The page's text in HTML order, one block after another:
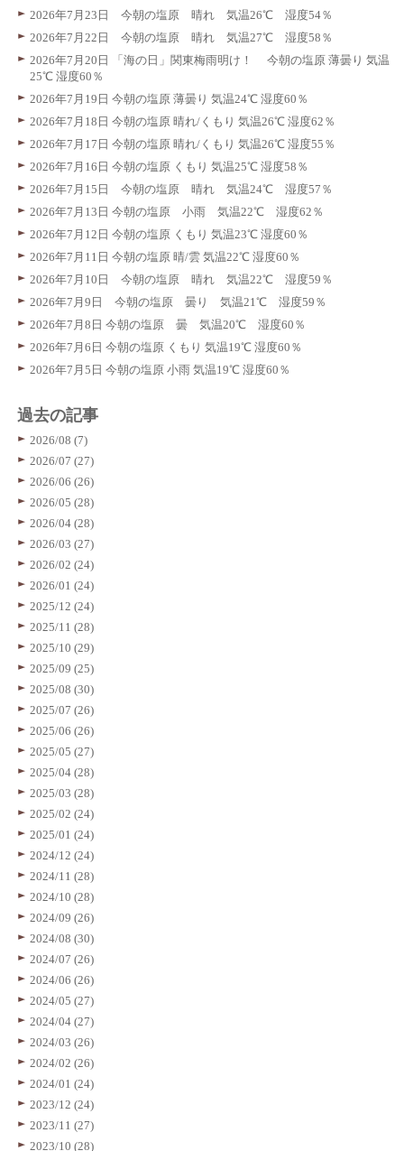
2026年7月23日 今朝の塩原 晴れ 気温26℃ 湿度54％
2026年7月22日 今朝の塩原 晴れ 気温27℃ 湿度58％
2026年7月20日 「海の日」関東梅雨明け！ 今朝の塩原 薄曇り 気温
25℃ 湿度60％
2026年7月19日 今朝の塩原 薄曇り 気温24℃ 湿度60％
2026年7月18日 今朝の塩原 晴れ/くもり 気温26℃ 湿度62％
2026年7月17日 今朝の塩原 晴れ/くもり 気温26℃ 湿度55％
2026年7月16日 今朝の塩原 くもり 気温25℃ 湿度58％
2026年7月15日 今朝の塩原 晴れ 気温24℃ 湿度57％
2026年7月13日 今朝の塩原 小雨 気温22℃ 湿度62％
2026年7月12日 今朝の塩原 くもり 気温23℃ 湿度60％
2026年7月11日 今朝の塩原 晴/雲 気温22℃ 湿度60％
2026年7月10日 今朝の塩原 晴れ 気温22℃ 湿度59％
2026年7月9日 今朝の塩原 曇り 気温21℃ 湿度59％
2026年7月8日 今朝の塩原 曇 気温20℃ 湿度60％
2026年7月6日 今朝の塩原 くもり 気温19℃ 湿度60％
2026年7月5日 今朝の塩原 小雨 気温19℃ 湿度60％
過去の記事
2026/08 (7)
2026/07 (27)
2026/06 (26)
2026/05 (28)
2026/04 (28)
2026/03 (27)
2026/02 (24)
2026/01 (24)
2025/12 (24)
2025/11 (28)
2025/10 (29)
2025/09 (25)
2025/08 (30)
2025/07 (26)
2025/06 (26)
2025/05 (27)
2025/04 (28)
2025/03 (28)
2025/02 (24)
2025/01 (24)
2024/12 (24)
2024/11 (28)
2024/10 (28)
2024/09 (26)
2024/08 (30)
2024/07 (26)
2024/06 (26)
2024/05 (27)
2024/04 (27)
2024/03 (26)
2024/02 (26)
2024/01 (24)
2023/12 (24)
2023/11 (27)
2023/10 (28)